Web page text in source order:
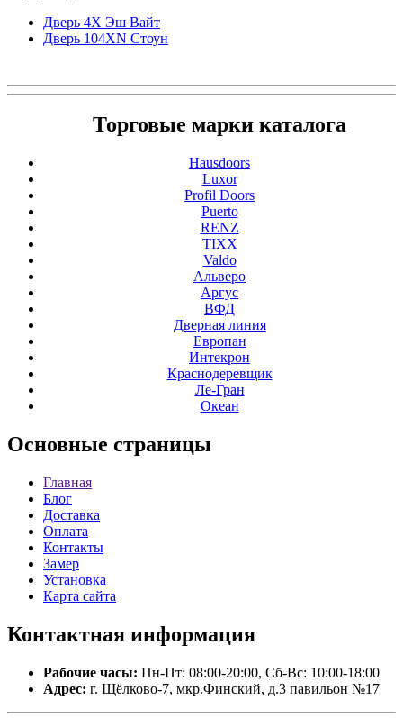
Дверь 4Х Эш Вайт
Дверь 104ХN Стоун
Торговые марки каталога
Hausdoors
Luxor
Profil Doors
Puerto
RENZ
TIXX
Valdo
Альверо
Аргус
ВФД
Дверная линия
Европан
Интекрон
Краснодеревщик
Ле-Гран
Океан
Основные страницы
Главная
Блог
Доставка
Оплата
Контакты
Замер
Установка
Карта сайта
Контактная информация
Рабочие часы: Пн-Пт: 08:00-20:00, Сб-Вс: 10:00-18:00
Адрес: г. Щёлково-7, мкр.Финский, д.3 павильон №17